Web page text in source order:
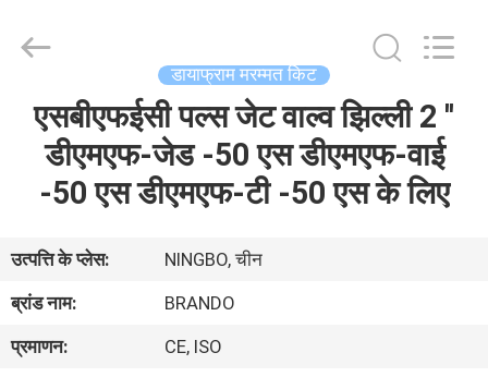
उत्पाद
हमारे
बारे
में
डायाफ्राम मरम्मत किट
एसबीएफईसी पल्स जेट वाल्व झिल्ली 2 ''
डीएमएफ-जेड -50 एस डीएमएफ-वाई
-50 एस डीएमएफ-टी -50 एस के लिए
उत्पत्ति के प्लेस:
NINGBO, चीन
ब्रांड नाम:
BRANDO
प्रमाणन:
CE, ISO